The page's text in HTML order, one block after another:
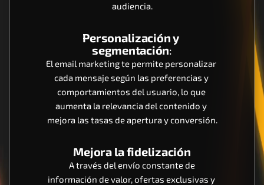
audiencia.
Personalización y
segmentación:
El email marketing te permite personalizar
cada mensaje según las preferencias y
comportamientos del usuario, lo que
aumenta la relevancia del contenido y
mejora las tasas de apertura y conversión.
Mejora la fidelización
A través del envío constante de
información de valor, ofertas exclusivas y